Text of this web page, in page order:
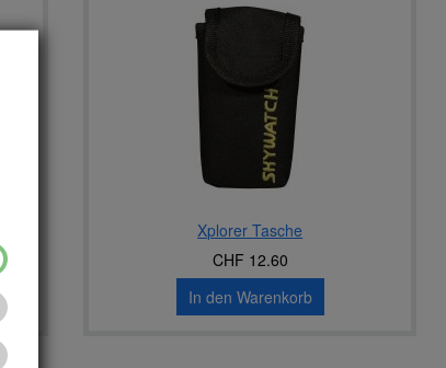
Xplorer Tasche
CHF 12.60
In den Warenkorb